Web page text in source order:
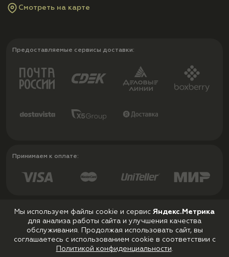
Смотреть на карте
Предоставляемые сервисы доставки:
Принимаем к оплате:
Политика конфиденциальности
Пользовательское соглашение
Мы используем файлы cookie и сервис Яндекс.Метрика
для анализа работы сайта и улучшения качества
обслуживания. Продолжая использовать сайт, вы
соглашаетесь с использованием cookie в соответствии с
Политикой конфиденциальности.